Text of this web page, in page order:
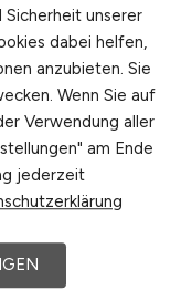
unserer
dabei helfen,
anzubieten. Sie
Wenn Sie auf
Verwendung aller
am Ende
jederzeit